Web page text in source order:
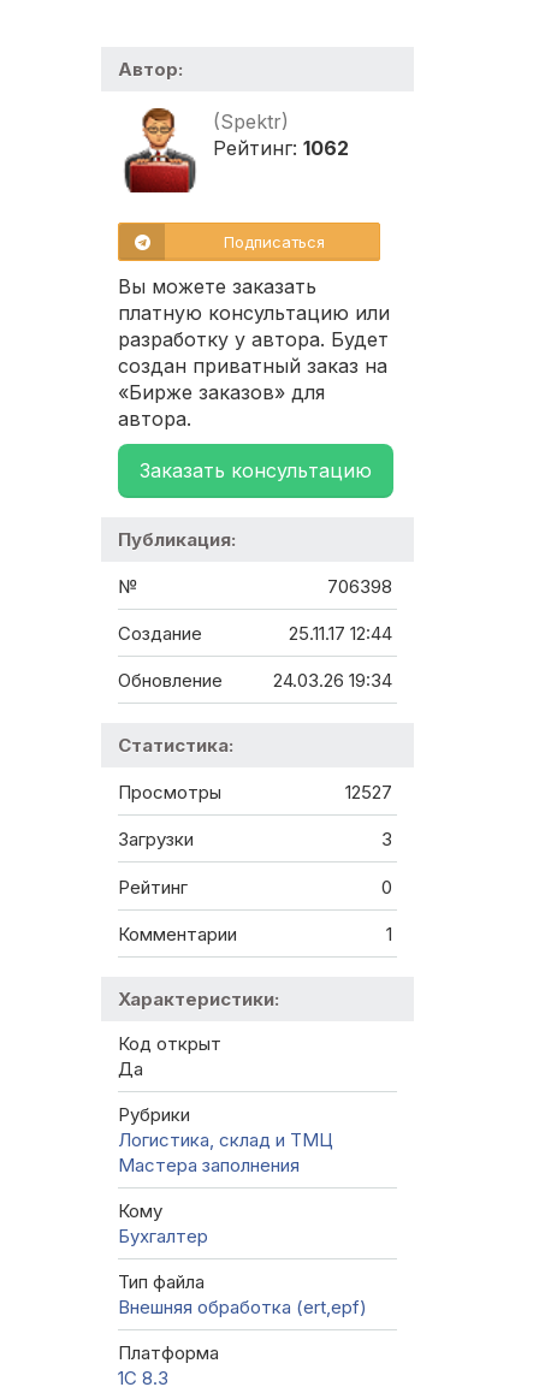
Автор:
(Spektr)
Рейтинг: 1062
Подписаться
Вы можете заказать
платную консультацию или
разработку у автора. Будет
создан приватный заказ на
«Бирже заказов» для
автора.
Заказать консультацию
Публикация:
№ 706398
Создание 25.11.17 12:44
Обновление 24.03.26 19:34
Статистика:
Просмотры 12527
Загрузки 3
Рейтинг 0
Комментарии 1
Характеристики:
Код открыт
Да
Рубрики
Логистика, склад и ТМЦ
Мастера заполнения
Кому
Бухгалтер
Тип файла
Внешняя обработка (ert,epf)
Платформа
1С 8.3